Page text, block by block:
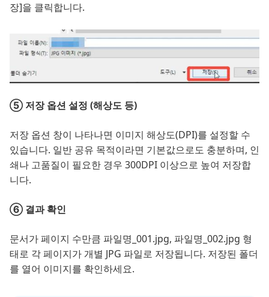
장]을 클릭합니다.
⑤ 저장 옵션 설정 (해상도 등)
저장 옵션 창이 나타나면 이미지 해상도(DPI)를 설정할 수
있습니다. 일반 공유 목적이라면 기본값으로도 충분하며, 인
쇄나 고품질이 필요한 경우 300DPI 이상으로 높여 저장합
니다.
⑥ 결과 확인
문서가 페이지 수만큼 파일명_001.jpg, 파일명_002.jpg 형
태로 각 페이지가 개별 JPG 파일로 저장됩니다. 저장된 폴더
를 열어 이미지를 확인하세요.